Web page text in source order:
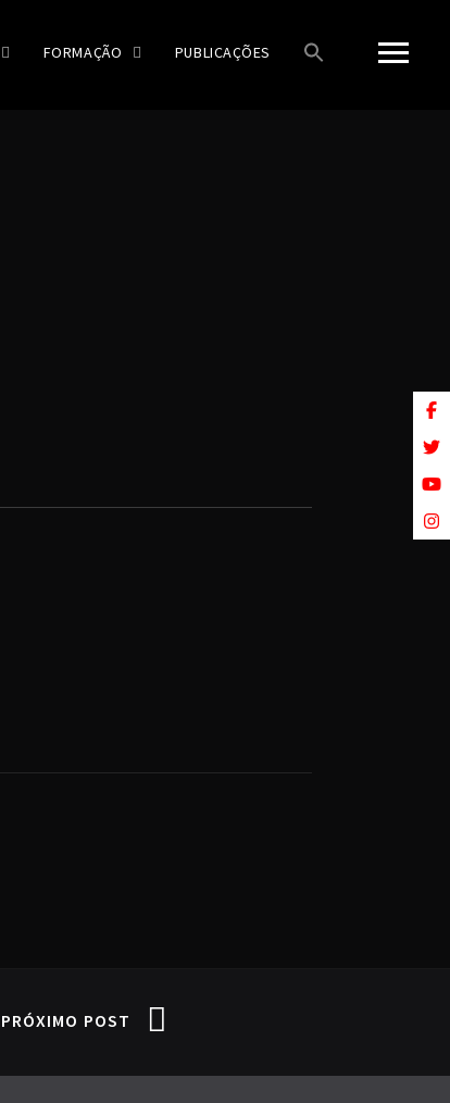
FORMAÇÃO PUBLICAÇÕES
PRÓXIMO POST